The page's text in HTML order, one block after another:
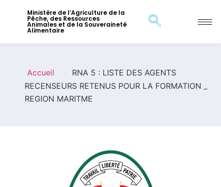
Ministère de l’Agriculture de la
Pêche, des Ressources
Animales et de la Souveraineté
Alimentaire
Accueil
RNA 5 : LISTE DES AGENTS
RECENSEURS RETENUS POUR LA FORMATION _
REGION MARITME